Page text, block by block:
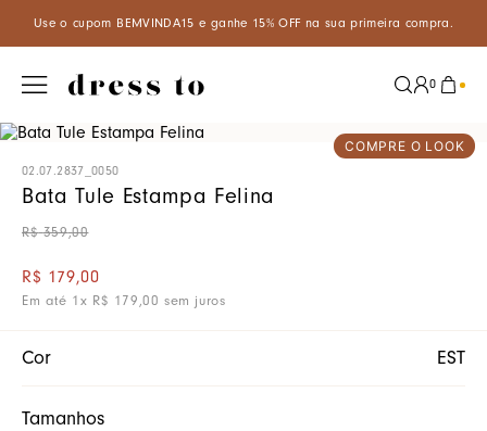
e ganhe 15% OFF na sua primeira compra. Aproveite um
0
COMPRE O LOOK
02.07.2837_0050
Bata Tule Estampa Felina
R$ 359,00
R$ 179,00
Em até 1 x R$ 179 ,00 sem juros
Cor EST
Tamanhos